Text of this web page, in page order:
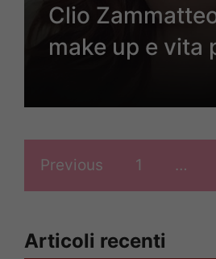
Clio
make up e vita
Previous 1 …
Articoli recenti